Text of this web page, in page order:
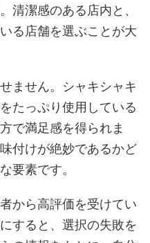
清潔感のある店内と、
る店舗を選ぶことが大
ません。シャキシャキ
たっぷり使用している
で満足感を得られま
付けが絶妙であるかど
要素です。
から高評価を受けてい
すると、選択の失敗を